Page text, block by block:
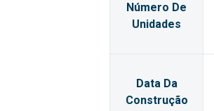
Número De
Unidades
Data Da
Construção